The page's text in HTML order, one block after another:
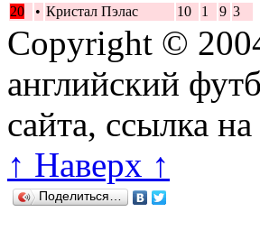
20
• Кристал Пэлас 10 1 9 3
Copyright ©
английский
сайта, ссылка
↑ Наверх ↑
Поделиться…